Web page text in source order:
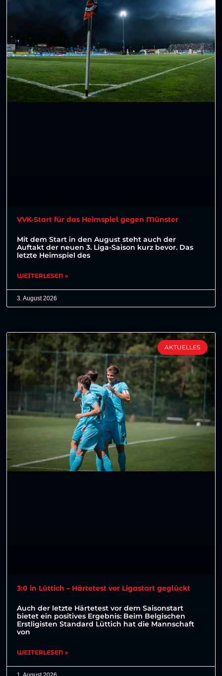
VVK-Start für das Heimspiel gegen Münster
Mit dem Start in den August steht auch der
Auftakt der neuen 3. Liga-Saison kurz bevor. Das
letzte Heimspiel des
WEITERLESEN »
3. August 2026
AKTUELLES
3:0 in Lüttich – Härtetest vor Ligastart geglückt
Auch der letzte Härtetest vor dem Saisonstart
bietet ein positives Ergebnis: Beim Belgischen
Erstligisten Standard Lüttich hat die Mannschaft
von
WEITERLESEN »